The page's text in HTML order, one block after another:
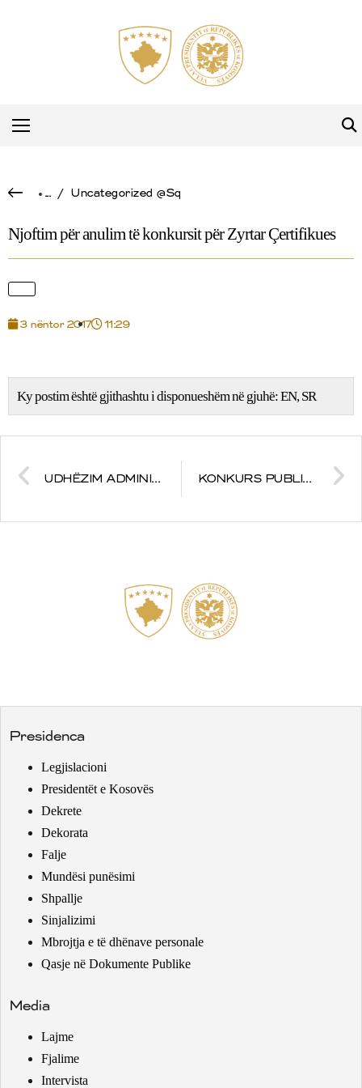
.../ Uncategorized @sq
Njoftim për anulim të konkursit për Zyrtar Çertifikues
3 nëntor 2017 11:29
Ky postim është gjithashtu i disponueshëm në gjuhë:EN SR
UDHËZIM ADMINISTRATIV (SZP) NR. 04/2017 PËR CAKTIMIN E SHPENZIMEVE TË REPREZENTACIONIT NË PRESIDENCË KONKURS PUBLIK – PËR DIZAJNIMIN E LOGOS, MEDALJES PRESIDENCIALE DHE PROPOZIMIN E SLOGANIT TË 10-VJETORIT TË PAVARËSISË SË KOSOVËS
Presidenca
Legjislacioni
Presidentët e Kosovës
Dekrete
Dekorata
Falje
Mundësi punësimi
Shpallje
Sinjalizimi
Mbrojtja e të dhënave personale
Qasje në Dokumente Publike
Media
Lajme
Fjalime
Intervista